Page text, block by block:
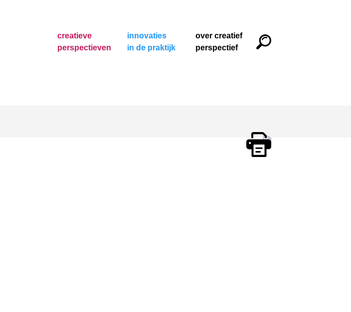
creatieve
perspectieven
innovaties
in de praktijk
over creatief
perspectief